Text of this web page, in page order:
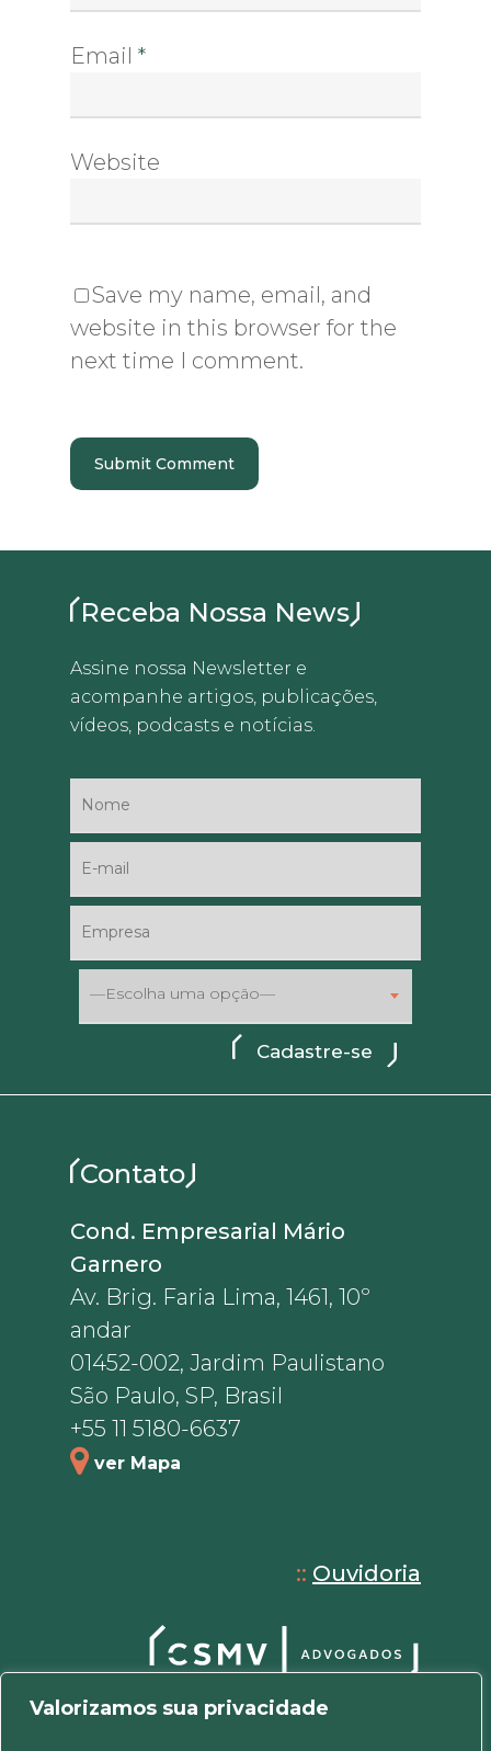
Valorizamos sua privacidade
Email *
Website
Save my name, email, and
website in this browser for the
next time I comment.
Receba Nossa News
Assine nossa Newsletter e
acompanhe artigos, publicações,
vídeos, podcasts e notícias.
—Escolha uma opção—
Contato
Cond. Empresarial Mário
Garnero
Av. Brig. Faria Lima, 1461, 10º
andar
01452-002, Jardim Paulistano
São Paulo, SP, Brasil
+55 11 5180-6637
ver Mapa
:: Ouvidoria